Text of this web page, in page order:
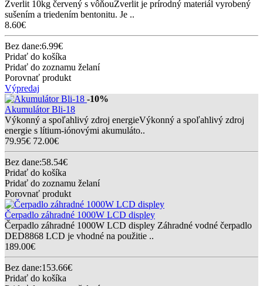
Zverlit 10kg červený s vôňouZverlit je prírodný materiál vyrobený
sušením a triedením bentonitu. Je ..
8.60€
Bez dane:6.99€
Pridať do košíka
Pridať do zoznamu želaní
Porovnať produkt
Výpredaj
-10%
Akumulátor Bli-18
Výkonný a spoľahlivý zdroj energieVýkonný a spoľahlivý zdroj
energie s lítium-iónovými akumuláto..
79.95€ 72.00€
Bez dane:58.54€
Pridať do košíka
Pridať do zoznamu želaní
Porovnať produkt
Čerpadlo záhradné 1000W LCD displey
Čerpadlo záhradné 1000W LCD displey Záhradné vodné čerpadlo
DED8868 LCD je vhodné na použitie ..
189.00€
Bez dane:153.66€
Pridať do košíka